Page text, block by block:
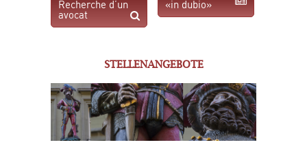
Recherche d’un
avocat
«in dubio»
STELLENANGEBOTE